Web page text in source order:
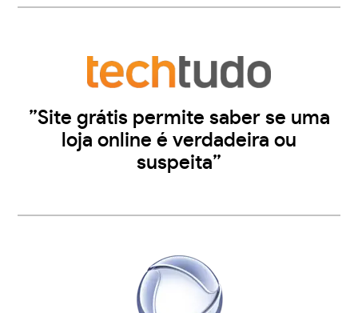
”Site grátis permite saber se uma
loja online é verdadeira ou
suspeita”